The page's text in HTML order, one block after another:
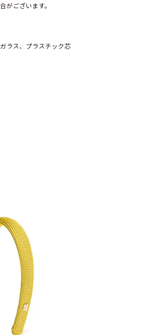
がございます。
ラス、プラスチック芯